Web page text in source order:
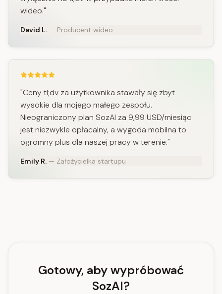
wideo."
David L. — Producent wideo
"Ceny tl;dv za użytkownika stawały się zbyt
wysokie dla mojego małego zespołu.
Nieograniczony plan SozAI za 9,99 USD/miesiąc
jest niezwykle opłacalny, a wygoda mobilna to
ogromny plus dla naszej pracy w terenie."
Emily R. — Założycielka startupu
Gotowy, aby wypróbować
SozAI?